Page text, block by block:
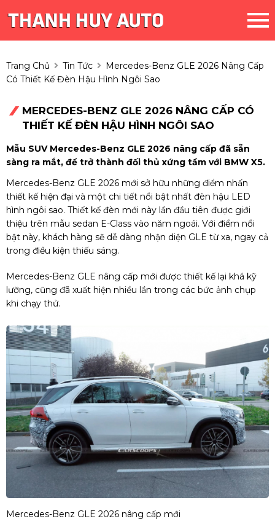
Trang Chủ Tin Tức
Mercedes-Benz GLE 2026 Nâng Cấp
Có Thiết Kế Đèn Hậu Hình Ngôi Sao
MERCEDES-BENZ GLE 2026 NÂNG CẤP CÓ
THIẾT KẾ ĐÈN HẬU HÌNH NGÔI SAO
Mẫu SUV Mercedes-Benz GLE 2026 nâng cấp đã sẵn
sàng ra mắt, để trở thành đối thủ xứng tầm với BMW X5.
Mercedes-Benz GLE 2026 mới sở hữu những điểm nhấn
thiết kế hiện đại và một chi tiết nổi bật nhất đèn hậu LED
hình ngôi sao. Thiết kế đèn mới này lần đầu tiên được giới
thiệu trên mẫu sedan E-Class vào năm ngoái. Với điểm nổi
bật này, khách hàng sẽ dễ dàng nhận diện GLE từ xa, ngay cả
trong điều kiện thiếu sáng.
Mercedes-Benz GLE nâng cấp mới được thiết kế lại khá kỹ
lưỡng, cũng đã xuất hiện nhiều lần trong các bức ảnh chụp
khi chạy thử.
Mercedes-Benz GLE 2026 nâng cấp mới